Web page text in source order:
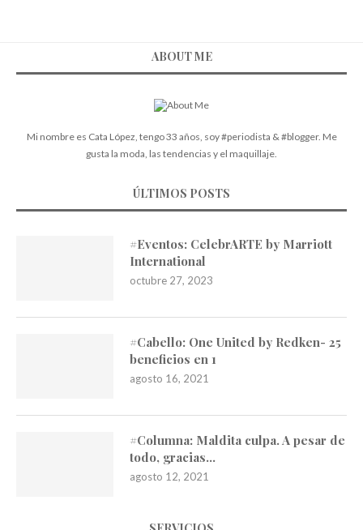
ABOUT ME
Mi nombre es Cata López, tengo 33 años, soy #periodista & #blogger. Me
gusta la moda, las tendencias y el maquillaje.
ÚLTIMOS POSTS
#Eventos: CelebrARTE by Marriott
International
octubre 27, 2023
#Cabello: One United by Redken- 25
beneficios en 1
agosto 16, 2021
#Columna: Maldita culpa. A pesar de
todo, gracias…
agosto 12, 2021